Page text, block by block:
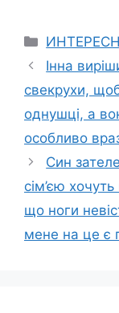
Categories
Інна
свекрухи,
однушці, а
особливо
Син
сім’єю
що ноги
мене на це є